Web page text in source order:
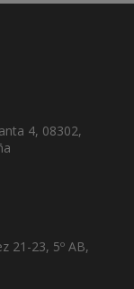
4, 08302,
21-23, 5º AB,